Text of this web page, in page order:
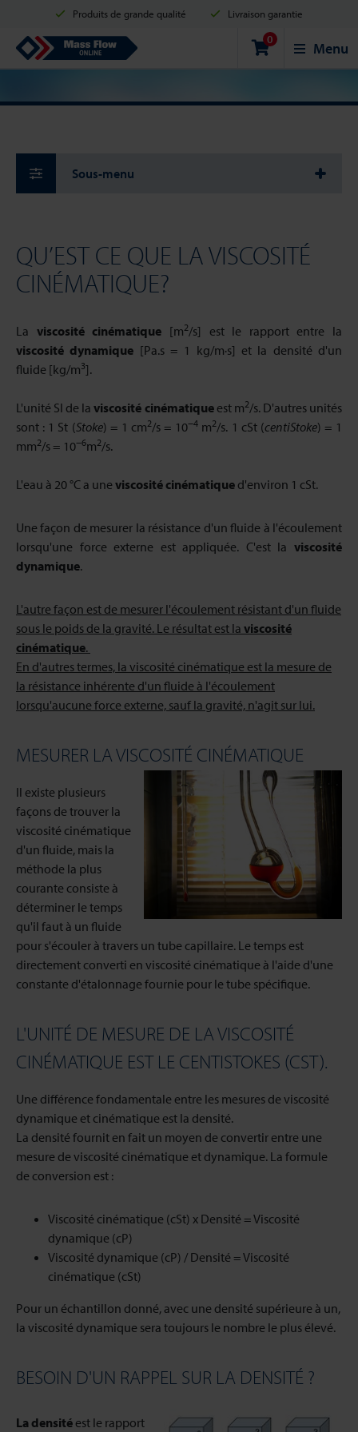
Produits de grande qualité Livraison garantie
Expédition en 2 jours ouvrés Achats sécurisés
Options de paiement: Carte de crédit, PayPal ou Virement bancaire.
Mass Flow Online 0 Menu
Sous-menu
QU’EST CE QUE LA VISCOSITÉ
CINÉMATIQUE?
La viscosité cinématique [m2/s] est le rapport entre la
viscosité dynamique [Pa.s = 1 kg/m·s] et la densité d'un
fluide [kg/m3].
L'unité SI de laviscosité cinématiqueest m2/s. D'autres unités
sont : 1 St (Stoke) = 1 cm2/s = 10−4 m2/s. 1 cSt (centiStoke) = 1
mm2/s = 10−6m2/s.
L'eau à 20 °C a une viscosité cinématique d'environ 1 cSt.
Une façon de mesurer la résistance d'un fluide à l'écoulement
lorsqu'une force externe est appliquée. C'est la viscosité
dynamique.
L'autre façon est de mesurer l'écoulement résistant d'un fluide
sous le poids de la gravité. Le résultat est la viscosité
cinématique.
En d'autres termes, la viscosité cinématique est la mesure de
la résistance inhérente d'un fluide à l'écoulement
lorsqu'aucune force externe, sauf la gravité, n'agit sur lui.
MESURER LA VISCOSITÉ CINÉMATIQUE
Il existe plusieurs
façons de trouver la
viscosité cinématique
d'un fluide, mais la
méthode la plus
courante consiste à
déterminer le temps
qu'il faut à un fluide
pour s'écouler à travers un tube capillaire. Le temps est
directement converti en viscosité cinématique à l'aide d'une
constante d'étalonnage fournie pour le tube spécifique.
L'UNITÉ DE MESURE DE LA VISCOSITÉ
CINÉMATIQUE EST LE CENTISTOKES (CST).
Une différence fondamentale entre les mesures de viscosité
dynamique et cinématique est la densité.
La densité fournit en fait un moyen de convertir entre une
mesure de viscosité cinématique et dynamique. La formule
de conversion est :
Viscosité cinématique (cSt) x Densité = Viscosité
dynamique (cP)
Viscosité dynamique (cP) / Densité = Viscosité
cinématique (cSt)
Pour un échantillon donné, avec une densité supérieure à un,
la viscosité dynamique sera toujours le nombre le plus élevé.
BESOIN D'UN RAPPEL SUR LA DENSITÉ ?
La densité est le rapport